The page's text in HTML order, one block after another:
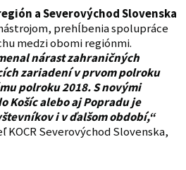
a Severovýchod Slovenska
prehĺbenia spolupráce
medzi obomi regiónmi.
nárast zahraničných
zariadení v prvom polroku
polroku 2018. S novými
Košíc alebo aj Popradu je
i v ďalšom období,“
Severovýchod Slovenska,